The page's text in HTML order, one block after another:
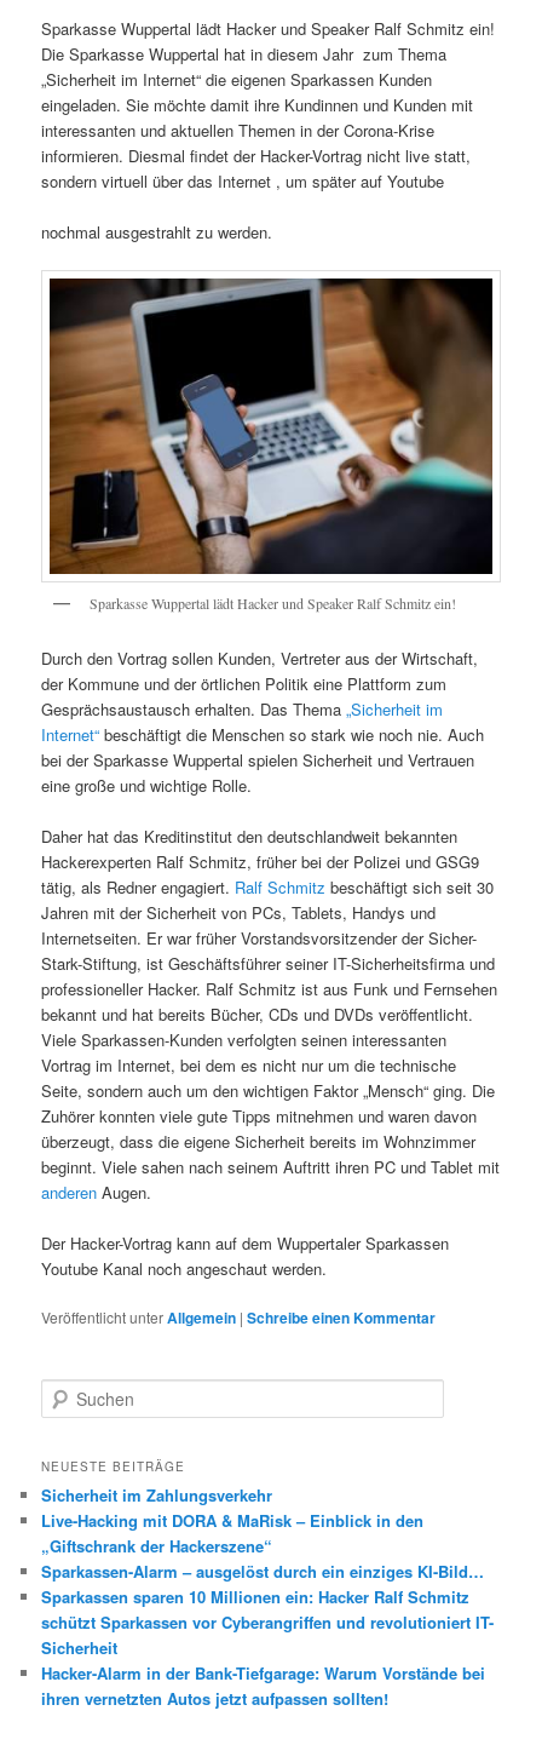
Sparkasse Wuppertal lädt Hacker und Speaker Ralf Schmitz ein!
Die Sparkasse Wuppertal hat in diesem Jahr zum Thema
„Sicherheit im Internet“ die eigenen Sparkassen Kunden
eingeladen. Sie möchte damit ihre Kundinnen und Kunden mit
interessanten und aktuellen Themen in der Corona-Krise
informieren. Diesmal findet der Hacker-Vortrag nicht live statt,
sondern virtuell über das Internet , um später auf Youtube
nochmal ausgestrahlt zu werden.
Sparkasse Wuppertal lädt Hacker und Speaker Ralf Schmitz ein!
Durch den Vortrag sollen Kunden, Vertreter aus der Wirtschaft,
der Kommune und der örtlichen Politik eine Plattform zum
Gesprächsaustausch erhalten. Das Thema„Sicherheit im
Internet“ beschäftigt die Menschen so stark wie noch nie. Auch
bei der Sparkasse Wuppertal spielen Sicherheit und Vertrauen
eine große und wichtige Rolle.
Daher hat das Kreditinstitut den deutschlandweit bekannten
Hackerexperten Ralf Schmitz, früher bei der Polizei und GSG9
tätig, als Redner engagiert. Ralf Schmitzbeschäftigt sich seit 30
Jahren mit der Sicherheit von PCs, Tablets, Handys und
Internetseiten. Er war früher Vorstandsvorsitzender der Sicher-
Stark-Stiftung, ist Geschäftsführer seiner IT-Sicherheitsfirma und
professioneller Hacker. Ralf Schmitz ist aus Funk und Fernsehen
bekannt und hat bereits Bücher, CDs und DVDs veröffentlicht.
Viele Sparkassen-Kunden verfolgten seinen interessanten
Vortrag im Internet, bei dem es nicht nur um die technische
Seite, sondern auch um den wichtigen Faktor „Mensch“ ging. Die
Zuhörer konnten viele gute Tipps mitnehmen und waren davon
überzeugt, dass die eigene Sicherheit bereits im Wohnzimmer
beginnt. Viele sahen nach seinem Auftritt ihren PC und Tablet mit
anderen Augen.
Der Hacker-Vortrag kann auf dem Wuppertaler Sparkassen
Youtube Kanal noch angeschaut werden.
Veröffentlicht unterAllgemein |Schreibe einen Kommentar
u
h
n
NEUESTE BEITRÄGE
Sicherheit im Zahlungsverkehr
Live-Hacking mit DORA & MaRisk – Einblick in den
„Giftschrank der Hackerszene“
Sparkassen-Alarm – ausgelöst durch ein einziges KI-Bild…
Sparkassen sparen 10 Millionen ein: Hacker Ralf Schmitz
schützt Sparkassen vor Cyberangriffen und revolutioniert IT-
Sicherheit
Hacker-Alarm in der Bank-Tiefgarage: Warum Vorstände bei
ihren vernetzten Autos jetzt aufpassen sollten!